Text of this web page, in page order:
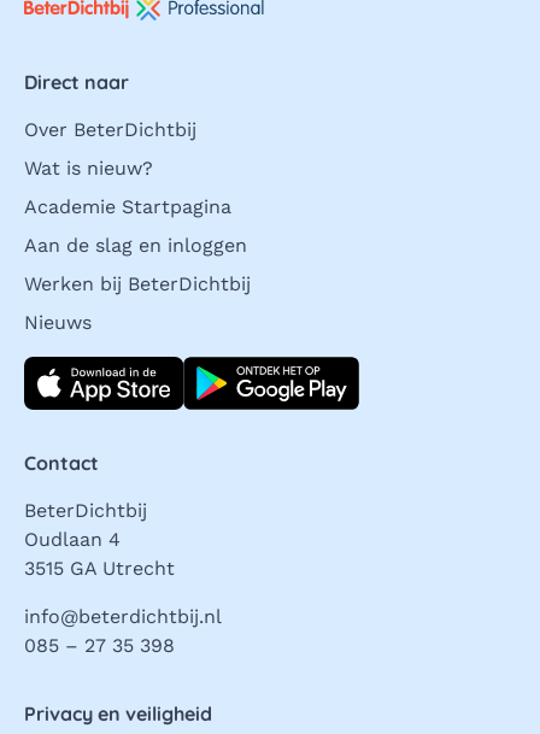
Direct naar
Over BeterDichtbij
Wat is nieuw?
Academie Startpagina
Aan de slag en inloggen
Werken bij BeterDichtbij
Nieuws
Download direct
Contact
BeterDichtbij
Oudlaan 4
3515 GA Utrecht
info@beterdichtbij.nl
085 – 27 35 398
Privacy en veiligheid